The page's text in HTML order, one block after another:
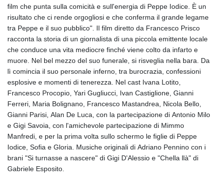
film che punta sulla comicità e sull'energia di Peppe Iodice. È un
risultato che ci rende orgogliosi e che conferma il grande legame
tra Peppe e il suo pubblico". Il film diretto da Francesco Prisco
racconta la storia di un giornalista di una piccola emittente locale
che conduce una vita mediocre finché viene colto da infarto e
muore. Nel bel mezzo del suo funerale, si risveglia nella bara. Da
lì comincia il suo personale inferno, tra burocrazia, confessioni
esplosive e momenti di tenerezza. Nel cast Ivana Lotito,
Francesco Procopio, Yari Gugliucci, Ivan Castiglione, Gianni
Ferreri, Maria Bolignano, Francesco Mastandrea, Nicola Bello,
Gianni Parisi, Alan De Luca, con la partecipazione di Antonio Milo
e Gigi Savoia, con l'amichevole partecipazione di Mimmo
Manfredi, e per la prima volta sullo schermo le figlie di Peppe
Iodice, Sofia e Gloria. Musiche originali di Adriano Pennino con i
brani "Si turnasse a nascere" di Gigi D'Alessio e "Chella llà" di
Gabriele Esposito.